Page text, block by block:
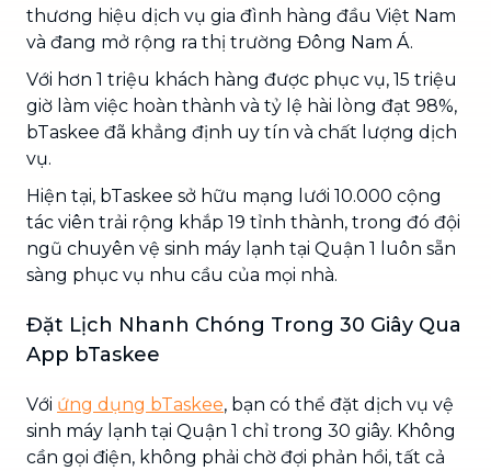
thương hiệu dịch vụ gia đình hàng đầu Việt Nam
và đang mở rộng ra thị trường Đông Nam Á.
Với hơn 1 triệu khách hàng được phục vụ, 15 triệu
giờ làm việc hoàn thành và tỷ lệ hài lòng đạt 98%,
bTaskee đã khẳng định uy tín và chất lượng dịch
vụ.
Hiện tại, bTaskee sở hữu mạng lưới 10.000 cộng
tác viên trải rộng khắp 19 tỉnh thành, trong đó đội
ngũ chuyên vệ sinh máy lạnh tại Quận 1 luôn sẵn
sàng phục vụ nhu cầu của mọi nhà.
Đặt Lịch Nhanh Chóng Trong 30 Giây Qua
App bTaskee
Với ứng dụng bTaskee, bạn có thể đặt dịch vụ vệ
sinh máy lạnh tại Quận 1 chỉ trong 30 giây. Không
cần gọi điện, không phải chờ đợi phản hồi, tất cả